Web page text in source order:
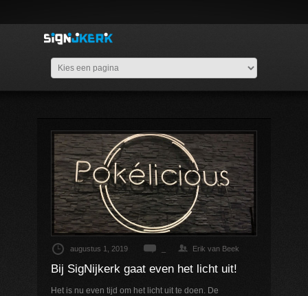
augustus 1, 2019 Erik van Beek
Bij SigNijkerk gaat even het licht uit!
Het is nu even tijd om het licht uit te doen. De